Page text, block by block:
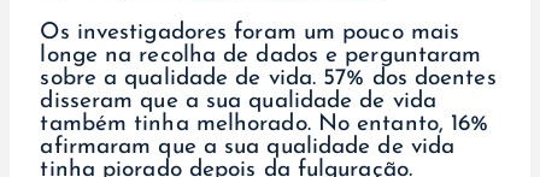
Os investigadores foram um pouco mais
longe na recolha de dados e perguntaram
sobre a qualidade de vida. 57% dos doentes
disseram que a sua qualidade de vida
também tinha melhorado. No entanto, 16%
afirmaram que a sua qualidade de vida
tinha piorado depois da fulguração.